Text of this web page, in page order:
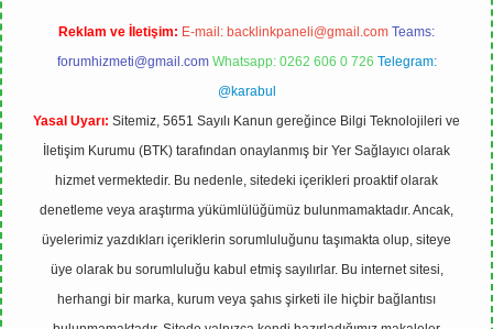
Reklam ve İletişim: E-mail: backlinkpaneli@gmail.com Teams:
forumhizmeti@gmail.com Whatsapp: 0262 606 0 726 Telegram:
@karabul
Yasal Uyarı: Sitemiz, 5651 Sayılı Kanun gereğince Bilgi Teknolojileri ve
İletişim Kurumu (BTK) tarafından onaylanmış bir Yer Sağlayıcı olarak
hizmet vermektedir. Bu nedenle, sitedeki içerikleri proaktif olarak
denetleme veya araştırma yükümlülüğümüz bulunmamaktadır. Ancak,
üyelerimiz yazdıkları içeriklerin sorumluluğunu taşımakta olup, siteye
üye olarak bu sorumluluğu kabul etmiş sayılırlar. Bu internet sitesi,
herhangi bir marka, kurum veya şahıs şirketi ile hiçbir bağlantısı